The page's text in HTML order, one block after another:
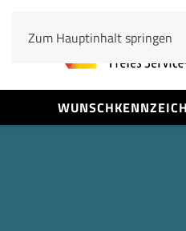
Zum Hauptinhalt springen